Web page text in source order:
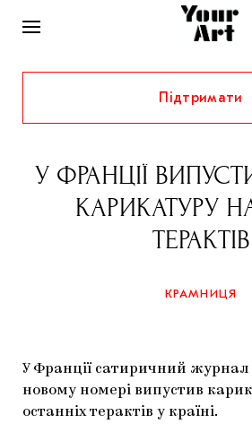
НОВИНИ
ІНТЕРВ’Ю
ХУДОЖНИКИ
КУРАТОРИ
РІДНИЙ КРАЙ
ФЕСТИВАЛІ
КОЛЕКЦІЇ
ГАЛЕРЕЇ
СТАТТІ
КОНСПЕКТИ
КНИЖКИ І
ЗАПАЛЕННЯ
ЯК ПІДТРИМУВАТИ
КРАМНИЦЯ
Підтримати
У ФРАНЦІЇ
КАРИКАТУРУ
ТЕРАКТІВ
КРАМНИЦЯ
У Франції сатиричний журнал
новому номері випустив
останніх терактів у країні.